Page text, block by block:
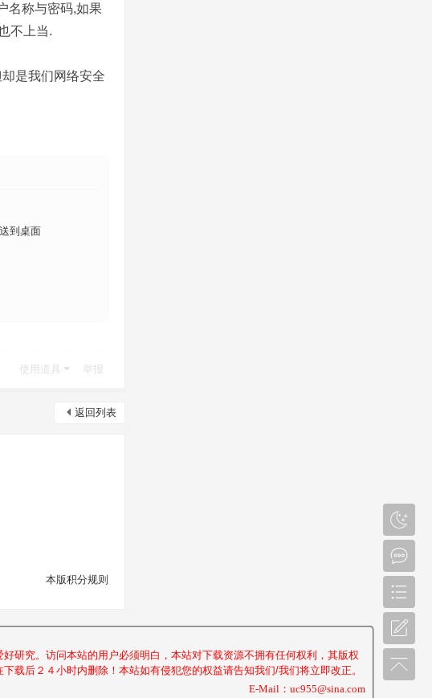
名称与密码,如果
不上当.
是我们网络安全
到桌面
使用道具 举报
返回列表
本版积分规则
研究。访问本站的用户必须明白，本站对下载资源不拥有任何权利，其版权
载后２４小时内删除！本站如有侵犯您的权益请告知我们/我们将立即改正。
E-Mail：uc955@sina.com